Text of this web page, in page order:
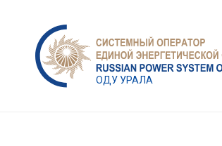
ОДУ УРАЛА